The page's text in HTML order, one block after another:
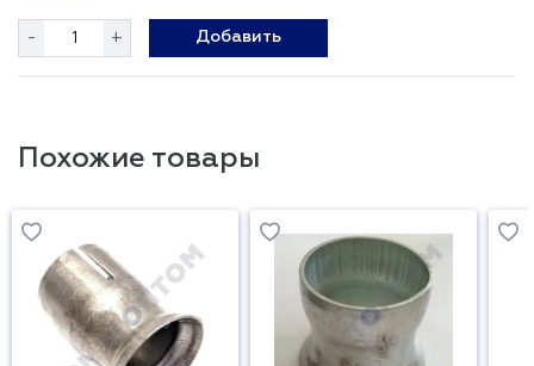
- + Добавить
Похожие товары